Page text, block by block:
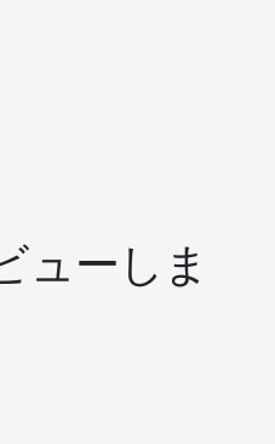
ューしま